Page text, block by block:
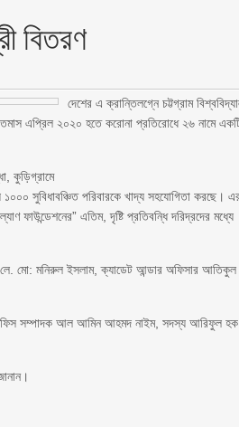
বিতরণ
দেশের এ ক্রান্তিলগ্নে চট্টগ্রাম
এপ্রিল ২০২০ হতে করোনা প্রতিরোধে ২৬ নামে
কুড়িগ্রামে
সুবিধাবঞ্চিত পরিবারকে খাদ্য সহযোগিতা করছে।
ফাউন্ডেশনের” এতিম, দৃষ্টি প্রতিবন্ধি দরিদ্রদের মধ্যে
লে. মো: মনিরুল ইসলাম, ক্যাডেট আন্ডার অফিসার
অফিস সম্পাদক আল আমিন আহমদ নাইম, সদস্য আরিফুল